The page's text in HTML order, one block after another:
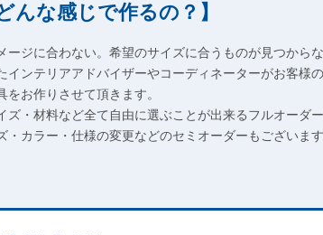
んな感じで作るの？】
ージに合わない。希望のサイズに合うものが見つから
インテリアアドバイザーやコーディネーターがお客様
をお作りさせて頂きます。
ズ・材料など全て自由に選ぶことが出来るフルオーダー
・カラー・仕様の変更などのセミオーダーもございます